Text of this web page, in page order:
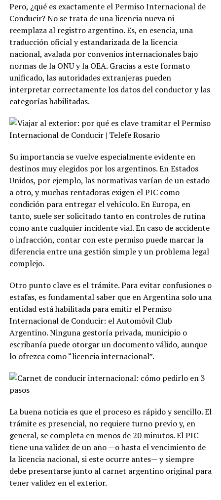
Pero, ¿qué es exactamente el Permiso Internacional de
Conducir? No se trata de una licencia nueva ni
reemplaza al registro argentino. Es, en esencia, una
traducción oficial y estandarizada de la licencia
nacional, avalada por convenios internacionales bajo
normas de la ONU y la OEA. Gracias a este formato
unificado, las autoridades extranjeras pueden
interpretar correctamente los datos del conductor y las
categorías habilitadas.
Su importancia se vuelve especialmente evidente en
destinos muy elegidos por los argentinos. En Estados
Unidos, por ejemplo, las normativas varían de un estado
a otro, y muchas rentadoras exigen el PIC como
condición para entregar el vehículo. En Europa, en
tanto, suele ser solicitado tanto en controles de rutina
como ante cualquier incidente vial. En caso de accidente
o infracción, contar con este permiso puede marcar la
diferencia entre una gestión simple y un problema legal
complejo.
Otro punto clave es el trámite. Para evitar confusiones o
estafas, es fundamental saber que en Argentina solo una
entidad está habilitada para emitir el Permiso
Internacional de Conducir: el Automóvil Club
Argentino. Ninguna gestoría privada, municipio o
escribanía puede otorgar un documento válido, aunque
lo ofrezca como “licencia internacional”.
La buena noticia es que el proceso es rápido y sencillo. El
trámite es presencial, no requiere turno previo y, en
general, se completa en menos de 20 minutos. El PIC
tiene una validez de un año —o hasta el vencimiento de
la licencia nacional, si este ocurre antes— y siempre
debe presentarse junto al carnet argentino original para
tener validez en el exterior.